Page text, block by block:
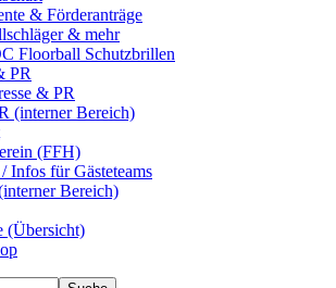
& Förderanträge
& mehr
Floorball Schutzbrillen
PR
& PR
(interner Bereich)
(FFH)
Infos für Gästeteams
Bereich)
(Übersicht)